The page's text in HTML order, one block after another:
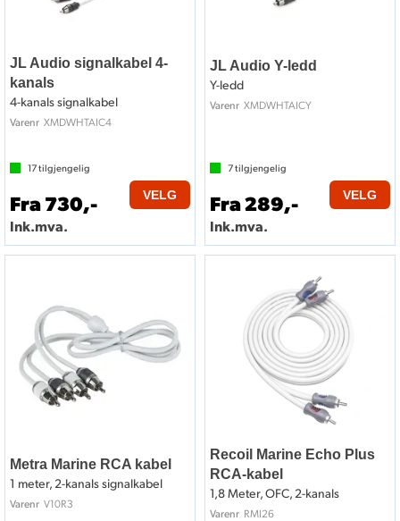
JL Audio signalkabel 4-
kanals
4-kanals signalkabel
Varenr XMDWHTAIC4
17tilgjengelig
Fra 730,-
Ink.mva.
VELG
JL Audio Y-ledd
Y-ledd
Varenr XMDWHTAICY
7tilgjengelig
Fra 289,-
Ink.mva.
VELG
Metra Marine RCA kabel
1 meter, 2-kanals signalkabel
Varenr V10R3
Recoil Marine Echo Plus
RCA-kabel
1,8 Meter, OFC, 2-kanals
Varenr RMI26